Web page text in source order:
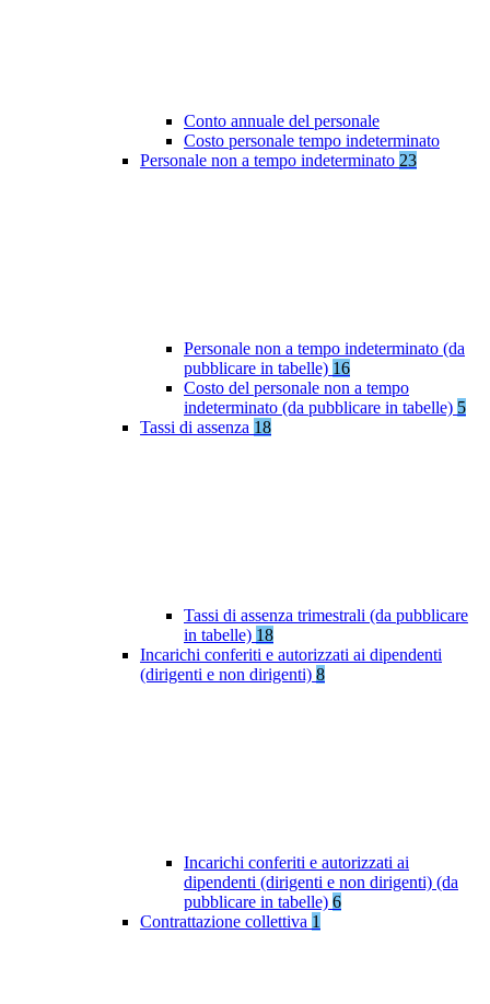
Conto annuale del personale
Costo personale tempo indeterminato
Personale non a tempo indeterminato 23
Personale non a tempo indeterminato (da
pubblicare in tabelle) 16
Costo del personale non a tempo
indeterminato (da pubblicare in tabelle) 5
Tassi di assenza 18
Tassi di assenza trimestrali (da pubblicare
in tabelle) 18
Incarichi conferiti e autorizzati ai dipendenti
(dirigenti e non dirigenti) 8
Incarichi conferiti e autorizzati ai
dipendenti (dirigenti e non dirigenti) (da
pubblicare in tabelle) 6
Contrattazione collettiva 1